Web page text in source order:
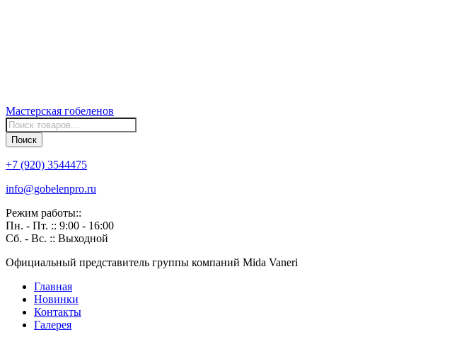
Мастерская гобеленов
Поиск
товаров
Поиск
+7 (920) 3544475
info@gobelenpro.ru
Режим работы::
Пн. - Пт. :: 9:00 - 16:00
Сб. - Вс. :: Выходной
Официальный представитель группы компаний Mida Vaneri
Главная
Новинки
Контакты
Галерея